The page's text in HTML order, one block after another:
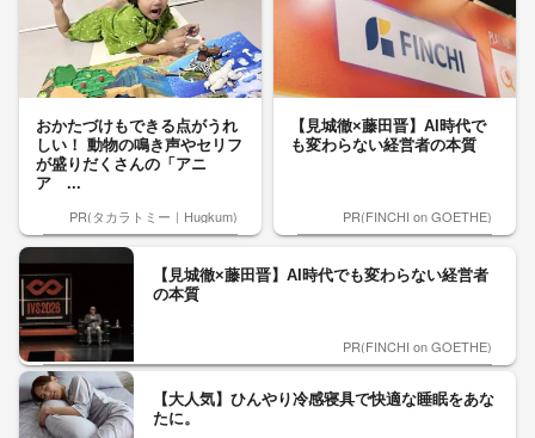
おかたづけもできる点がうれ
しい！ 動物の鳴き声やセリフ
が盛りだくさんの「アニ
ア ...
PR(タカラトミー｜Hugkum)
【見城徹×藤田晋】AI時代で
も変わらない経営者の本質
PR(FINCHI on GOETHE)
【見城徹×藤田晋】AI時代でも変わらない経営者
の本質
PR(FINCHI on GOETHE)
【大人気】ひんやり冷感寝具で快適な睡眠をあな
たに。